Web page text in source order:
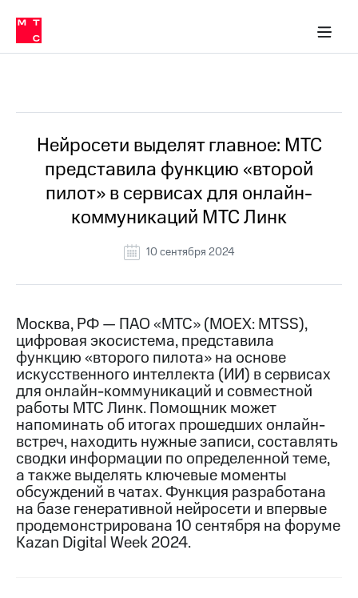
Медиа-центр
и акционерам
Устойчивое развитие
Комплаенс и деловая этика
компании
Карьера
История
компании
Руководство
региона
информация
Медиа-центр
Пресс-
релизы
МТС
о технологиях
Достижения
Интервью
Финансовая
отчетность
Контакты
в МТС
Пресс-
релизы
МТС
о технологиях
Нейросети выделят главное: МТС
представила функцию «второй
пилот» в сервисах для онлайн-
коммуникаций МТС Линк
10 сентября 2024
Москва, РФ — ПАО «МТС» (MOEX: MTSS),
цифровая экосистема, представила
функцию «второго пилота» на основе
искусственного интеллекта (ИИ) в сервисах
для онлайн-коммуникаций и совместной
работы МТС Линк. Помощник может
напоминать об итогах прошедших онлайн-
встреч, находить нужные записи, составлять
сводки информации по определенной теме,
а также выделять ключевые моменты
обсуждений в чатах. Функция разработана
на базе генеративной нейросети и впервые
продемонстрирована 10 сентября на форуме
Kazan Digital Week 2024.